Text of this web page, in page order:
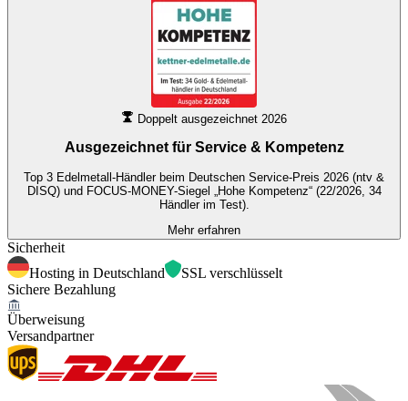
Doppelt ausgezeichnet 2026
Ausgezeichnet für Service & Kompetenz
Top 3 Edelmetall-Händler beim Deutschen Service-Preis 2026 (ntv &
DISQ) und FOCUS-MONEY-Siegel „Hohe Kompetenz“ (22/2026, 34
Händler im Test).
Mehr erfahren
Sicherheit
Hosting in Deutschland
SSL verschlüsselt
Sichere Bezahlung
Überweisung
Versandpartner